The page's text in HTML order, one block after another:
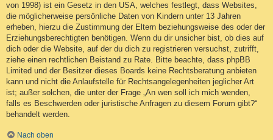
von 1998) ist ein Gesetz in den USA, welches festlegt, dass Websites,
die möglicherweise persönliche Daten von Kindern unter 13 Jahren
erheben, hierzu die Zustimmung der Eltern beziehungsweise des oder der
Erziehungsberechtigten benötigen. Wenn du dir unsicher bist, ob dies auf
dich oder die Website, auf der du dich zu registrieren versuchst, zutrifft,
ziehe einen rechtlichen Beistand zu Rate. Bitte beachte, dass phpBB
Limited und der Besitzer dieses Boards keine Rechtsberatung anbieten
kann und nicht die Anlaufstelle für Rechtsangelegenheiten jeglicher Art
ist; außer solchen, die unter der Frage „An wen soll ich mich wenden,
falls es Beschwerden oder juristische Anfragen zu diesem Forum gibt?“
behandelt werden.
Nach oben